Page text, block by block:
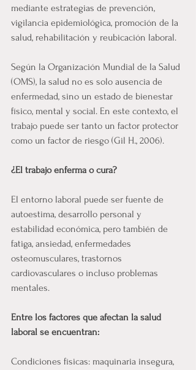
mediante estrategias de prevención,
vigilancia epidemiológica, promoción de la
salud, rehabilitación y reubicación laboral.
Según la Organización Mundial de la Salud
(OMS), la salud no es solo ausencia de
enfermedad, sino un estado de bienestar
físico, mental y social. En este contexto, el
trabajo puede ser tanto un factor protector
como un factor de riesgo (Gil H., 2006).
¿El trabajo enferma o cura?
El entorno laboral puede ser fuente de
autoestima, desarrollo personal y
estabilidad económica, pero también de
fatiga, ansiedad, enfermedades
osteomusculares, trastornos
cardiovasculares o incluso problemas
mentales.
Entre los factores que afectan la salud
laboral se encuentran:
Condiciones físicas: maquinaria insegura,